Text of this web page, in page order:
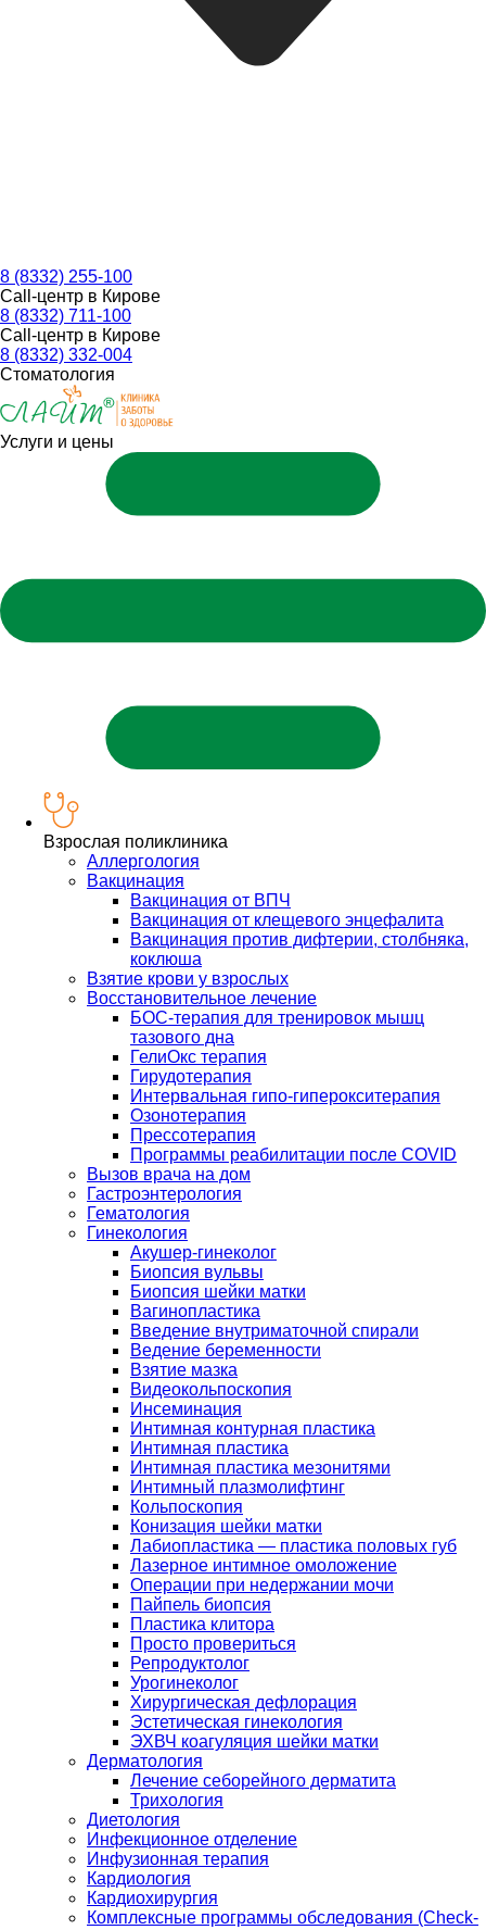
8 (8332) 255-100
Call-центр в Кирове
8 (8332) 711-100
Call-центр в Кирове
8 (8332) 332-004
Стоматология
Услуги и цены
Взрослая поликлиника
Аллергология
Вакцинация
Вакцинация от ВПЧ
Вакцинация от клещевого энцефалита
Вакцинация против дифтерии, столбняка,
коклюша
Взятие крови у взрослых
Восстановительное лечение
БОС-терапия для тренировок мышц
тазового дна
ГелиОкс терапия
Гирудотерапия
Интервальная гипо-гиперокситерапия
Озонотерапия
Прессотерапия
Программы реабилитации после СOVID
Вызов врача на дом
Гастроэнтерология
Гематология
Гинекология
Акушер-гинеколог
Биопсия вульвы
Биопсия шейки матки
Вагинопластика
Введение внутриматочной спирали
Ведение беременности
Взятие мазка
Видеокольпоскопия
Инсеминация
Интимная контурная пластика
Интимная пластика
Интимная пластика мезонитями
Интимный плазмолифтинг
Кольпоскопия
Конизация шейки матки
Лабиопластика — пластика половых губ
Лазерное интимное омоложение
Операции при недержании мочи
Пайпель биопсия
Пластика клитора
Просто провериться
Репродуктолог
Урогинеколог
Хирургическая дефлорация
Эстетическая гинекология
ЭХВЧ коагуляция шейки матки
Дерматология
Лечение себорейного дерматита
Трихология
Диетология
Инфекционное отделение
Инфузионная терапия
Кардиология
Кардиохирургия
Комплексные программы обследования (Check-